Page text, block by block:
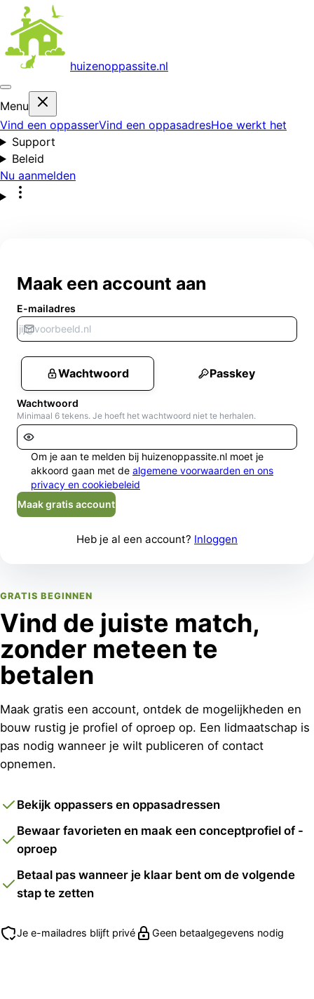
huizenoppassite.nl
Menu
Vind een oppasserVind een oppasadresHoe werkt het
Support
Beleid
Nu aanmelden
GRATIS BEGINNEN
Vind de juiste match,
zonder meteen te
betalen
Maak gratis een account, ontdek de mogelijkheden en
bouw rustig je profiel of oproep op. Een lidmaatschap is
pas nodig wanneer je wilt publiceren of contact
opnemen.
Bekijk oppassers en oppasadressen
Bewaar favorieten en maak een conceptprofiel of -
oproep
Betaal pas wanneer je klaar bent om de volgende
stap te zetten
Je e-mailadres blijft privé Geen betaalgegevens nodig
Maak een account aan
E-mailadres
Wachtwoord Passkey
Wachtwoord
Minimaal 6 tekens. Je hoeft het wachtwoord niet te herhalen.
Om je aan te melden bij huizenoppassite.nl moet je
akkoord gaan met de algemene voorwaarden en ons
privacy en cookiebeleid
Maak gratis account
Heb je al een account? Inloggen